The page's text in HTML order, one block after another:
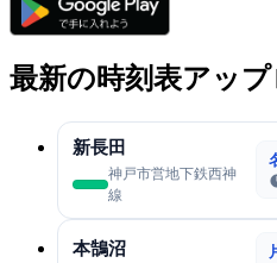
最新の時刻表アップ
新長田
神戸市営地下鉄西神
線
本鵠沼